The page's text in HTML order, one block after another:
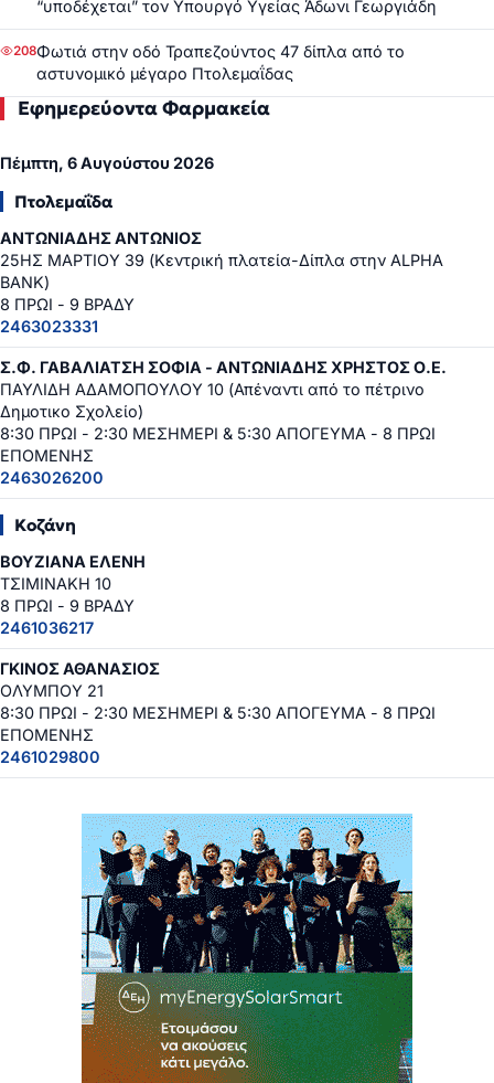
“υποδέχεται” τον Υπουργό Υγείας Άδωνι Γεωργιάδη
208Φωτιά στην οδό Τραπεζούντος 47 δίπλα από το
αστυνομικό μέγαρο Πτολεμαΐδας
Εφημερεύοντα Φαρμακεία
Πέμπτη, 6 Αυγούστου 2026
Πτολεμαΐδα
ΑΝΤΩΝΙΑΔΗΣ ΑΝΤΩΝΙΟΣ
25ΗΣ ΜΑΡΤΙΟΥ 39 (Κεντρική πλατεία-Δίπλα στην ALPHA
BANK)
8 ΠΡΩΙ - 9 ΒΡΑΔΥ
2463023331
Σ.Φ. ΓΑΒΑΛΙΑΤΣΗ ΣΟΦΙΑ - ΑΝΤΩΝΙΑΔΗΣ ΧΡΗΣΤΟΣ Ο.Ε.
ΠΑΥΛΙΔΗ ΑΔΑΜΟΠΟΥΛΟΥ 10 (Απέναντι από το πέτρινο
Δημοτικο Σχολείο)
8:30 ΠΡΩΙ - 2:30 ΜΕΣΗΜΕΡΙ & 5:30 ΑΠΟΓΕΥΜΑ - 8 ΠΡΩΙ
ΕΠΟΜΕΝΗΣ
2463026200
Κοζάνη
ΒΟΥΖΙΑΝΑ ΕΛΕΝΗ
ΤΣΙΜΙΝΑΚΗ 10
8 ΠΡΩΙ - 9 ΒΡΑΔΥ
2461036217
ΓΚΙΝΟΣ ΑΘΑΝΑΣΙΟΣ
ΟΛΥΜΠΟΥ 21
8:30 ΠΡΩΙ - 2:30 ΜΕΣΗΜΕΡΙ & 5:30 ΑΠΟΓΕΥΜΑ - 8 ΠΡΩΙ
ΕΠΟΜΕΝΗΣ
2461029800